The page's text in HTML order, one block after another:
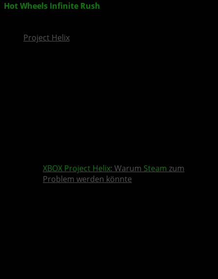
Hot Wheels Infinite Rush
Project Helix
XBOX Project Helix: Warum Steam zum
Problem werden könnte